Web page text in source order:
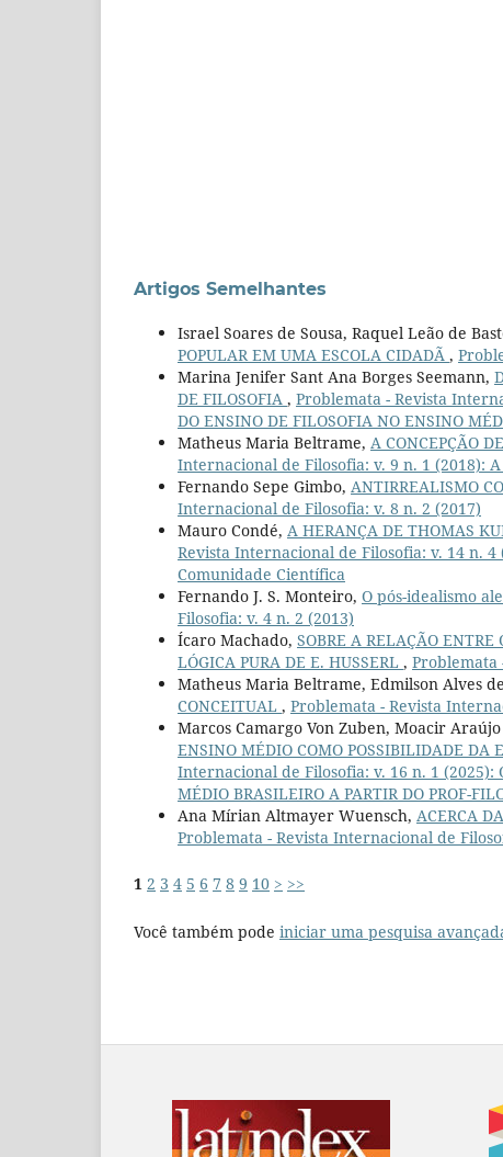
Artigos Semelhantes
Israel Soares de Sousa, Raquel Leão de
POPULAR EM UMA ESCOLA CIDADÃ ,
Marina Jenifer Sant Ana Borges Seemann,
DE FILOSOFIA , Problemata - Revista
DO ENSINO DE FILOSOFIA NO ENSINO
Matheus Maria Beltrame, A CONCEPÇÃO
Internacional de Filosofia: v. 9 n. 1 (2018):
Fernando Sepe Gimbo, ANTIRREALISMO
Internacional de Filosofia: v. 8 n. 2 (2017)
Mauro Condé, A HERANÇA DE THOMAS
Revista Internacional de Filosofia: v. 14 n. 4
Comunidade Científica
Fernando J. S. Monteiro, O pós-idealismo
Filosofia: v. 4 n. 2 (2013)
Ícaro Machado, SOBRE A RELAÇÃO
LÓGICA PURA DE E. HUSSERL , Problemata
Matheus Maria Beltrame, Edmilson Alves
CONCEITUAL , Problemata - Revista
Marcos Camargo Von Zuben, Moacir Araújo
ENSINO MÉDIO COMO POSSIBILIDADE DA
Internacional de Filosofia: v. 16 n. 1 (2025):
MÉDIO BRASILEIRO A PARTIR DO PROF-
Ana Mírian Altmayer Wuensch, ACERCA
Problemata - Revista Internacional de
1 2 3 4 5 6 7 8 9 10 > >>
Você também pode iniciar uma pesquisa